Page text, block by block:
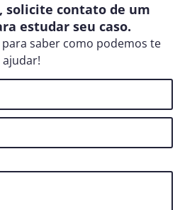
solicite contato de um
estudar seu caso.
saber como podemos te
ajudar!